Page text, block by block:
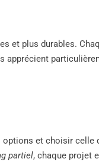
et plus durables.
apprécient
options et choisir celle
partiel, chaque projet